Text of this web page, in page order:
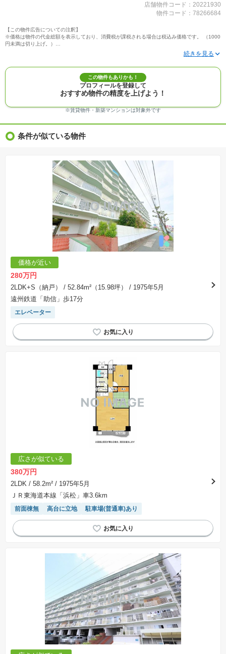
店舗物件コード：20221930
物件コード：78266684
【この物件広告についての注釈】
※価格は物件の代金総額を表示しており、消費税が課税される場合は税込み価格です。 （1000
円未満は切り上げ。）
※写真に写っている、またはパース（絵）や間取り図に描かれている家具や車などは、特にコ
※建築条件付き土地価格には、建物価格は含まれません。
※物件情報は、原則として情報提供日の２日前に最終確認した情報です。
※完成予想図はいずれも外構、植栽、外観等実際のものとは多少異なることがあります。
※モデルルーム・モデルハウス・展示場・ショールームの画像の場合、今回販売の物件と異な
※ＣＧ合成の画像の場合、実際とは多少異なる場合があります。
※物件特徴：販売戸数が複数の物件は、全ての住戸に該当しない項目もあります。
※価格更新：物件価格が変更された日から１週間表示されます。
※建築条件土地の情報内に掲載されている、建物プラン例は、土地購入者の設計プランの参考
の一例であって、プランの採用可否は任意です。
※土地（建築条件なし）で「建物プラン例」が表記してある時、そのプラン例は特定の建築請
負会社によるもので、当該建築請負会社以外で建てた場合、同様のものが同価格で建てられる
とは限りません。また建築請負会社を特定するものではありません。
※建築条件付き土地とは、その土地に建築する建物の建築請負契約が、一定期間内に成立する
ことを条件として売買される土地のことをいいます。建築請負契約成立に向けて設計プランを
協議するため、土地購入者が自己の希望する建物の設計協議をするために必要な相当の期間の
交渉期間が設定され、その期間内で希望を満たすプランが実現できたかどうかにより結論を出
します。なお、この期間は概ね3ヶ月程度とされています。納得のいくプランが出来ず、建築請
負契約が成立しない場合、土地売買契約は白紙に戻り、土地契約にかかった代金（土地代金、
手付金など）は名目のいかんに関わらず、全て返却されます。
※課税対象物件の「価格」や「費用等」は消費税込みの「総額表示」で統一しています。
※「本体価格」とは、課税対象物件においては「消費税を除いた建物価格」と「土地価格」の
合計額を指します。
表示されておりません。
※取引にかかる費用：物件の契約手続き、決済、引き渡し時にかかる費用を表示しています。
不動産会社によって表記有無が異なるため、ご自身で十分な確認をしていただくようにお願い
いたします。
場合があります。
この物件もありかも！
プロフィールを登録して
おすすめ物件の精度を上げよう！
※賃貸物件・新築マンションは対象外です
条件が似ている物件
価格が近い
280万円
2LDK+S（納戸） / 52.84m²（15.98坪）
/ 1975年5月
遠州鉄道「助信」歩17分
エレベーター
広さが似ている
380万円
2LDK / 58.2m² / 1975年5月
ＪＲ東海道本線「浜松」車3.6km
前面棟無 高台に立地 駐車場(普通車)あり